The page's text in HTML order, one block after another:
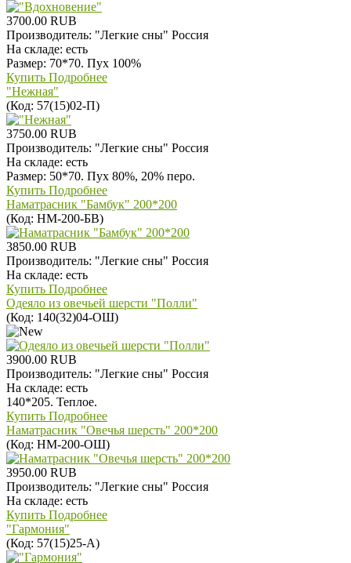
3700.00 RUB
Производитель: "Легкие сны" Россия
На складе: есть
Размер: 70*70. Пух 100%
Купить Подробнее
"Нежная"
(Код: 57(15)02-П)
3750.00 RUB
Производитель: "Легкие сны" Россия
На складе: есть
Размер: 50*70. Пух 80%, 20% перо.
Купить Подробнее
Наматрасник "Бамбук" 200*200
(Код: НМ-200-БВ)
3850.00 RUB
Производитель: "Легкие сны" Россия
На складе: есть
Купить Подробнее
Одеяло из овечьей шерсти "Полли"
(Код: 140(32)04-ОШ)
3900.00 RUB
Производитель: "Легкие сны" Россия
На складе: есть
140*205. Теплое.
Купить Подробнее
Наматрасник "Овечья шерсть" 200*200
(Код: НМ-200-ОШ)
3950.00 RUB
Производитель: "Легкие сны" Россия
На складе: есть
Купить Подробнее
"Гармония"
(Код: 57(15)25-А)